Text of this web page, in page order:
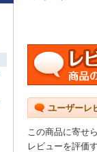
ユーザーレ
この商品に寄せ
レビューを評価